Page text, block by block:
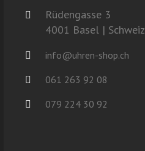
Rüdengasse 3
4001 Basel | Schweiz
info@uhren-shop.ch
061 263 92 08
079 224 30 92